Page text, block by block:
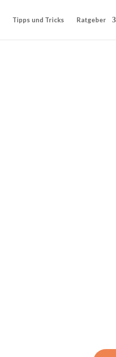
Tipps und Tricks Ratgeber